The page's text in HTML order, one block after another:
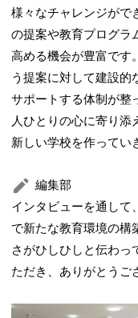
様々なチャレンジがで
の提案や教育プログラ
高める機会が豊富です
う提案に対して建設的
サポートする体制が整
人ひとりの心に寄り添
新しい学校を作ってい
編集部
インタビューを通して
で新たな教育環境の構
さがひしひしと伝わっ
ただき、ありがとうご